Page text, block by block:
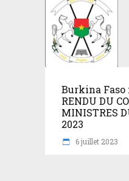
Burkina Faso
RENDU DU
MINISTRES
2023
6 juillet 2023